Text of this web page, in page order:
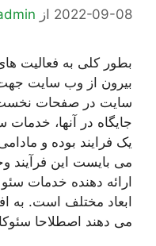
2022-09-08 از
بطور کلی به فعالیت
بیرون از وب سایت
سایت در صفحات
جایگاه در آنها،
یک فرایند بوده و
می بایست این فرآیند
ارائه دهنده خدمات
ابعاد مختلف است. به
می دهند اصطلاحا